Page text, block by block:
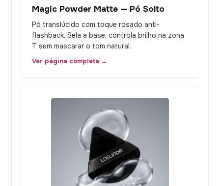
Magic Powder Matte — Pó Solto
Pó translúcido com toque rosado anti-
flashback. Sela a base, controla brilho na zona
T sem mascarar o tom natural.
Ver página completa →